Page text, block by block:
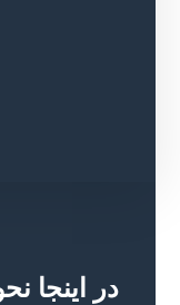
در اینجا